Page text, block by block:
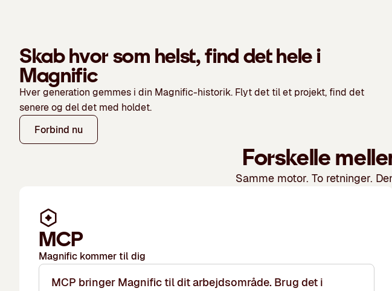
Skab hvor som helst, find det hele i
Magnific
Hver generation gemmes i din Magnific-historik. Flyt det til et projekt, find det
senere og del det med holdet.
Forbind nu
Forskelle
Samme motor. To retninger.
MCP
Magnific kommer til dig
MCP bringer Magnific til dit arbejdsområde. Brug det i